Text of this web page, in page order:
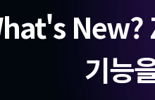
New?
기능